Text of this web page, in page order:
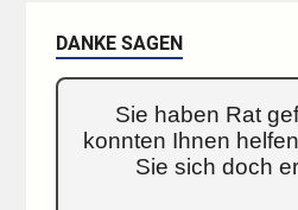
DANKE SAGEN
Sie haben Rat
konnten Ihnen
Sie sich doch